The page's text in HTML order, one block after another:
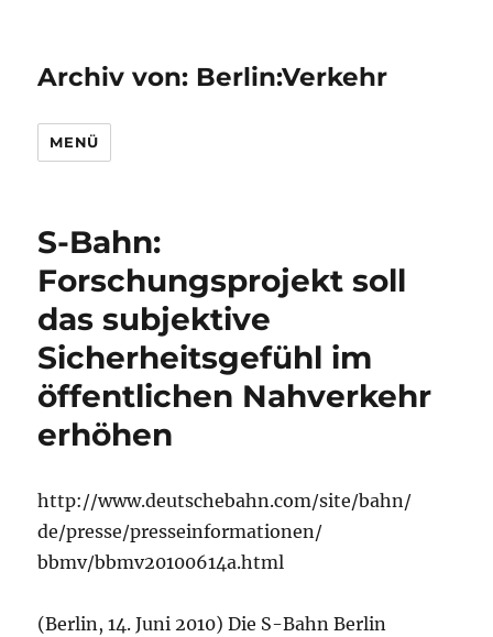
Archiv von: Berlin:Verkehr
MENÜ
S-Bahn:
Forschungsprojekt soll
das subjektive
Sicherheitsgefühl im
öffentlichen Nahverkehr
erhöhen
http://www.deutschebahn.com/site/bahn/
de/presse/presseinformationen/
bbmv/bbmv20100614a.html
(Berlin, 14. Juni 2010) Die S-Bahn Berlin